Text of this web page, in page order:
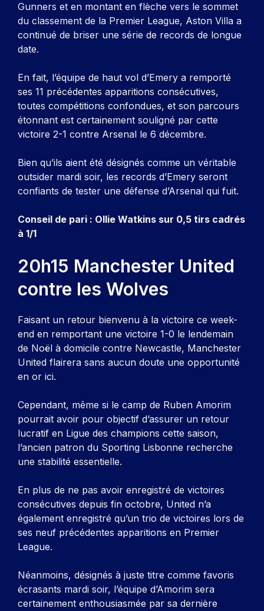
Gunners et en montant en flèche vers le sommet
du classement de la Premier League, Aston Villa a
continué de briser une série de records de longue
date.
En fait, l’équipe de haut vol d’Emery a remporté
ses 11 précédentes apparitions consécutives,
toutes compétitions confondues, et son parcours
étonnant est certainement souligné par cette
victoire 2-1 contre Arsenal le 6 décembre.
Bien qu’ils aient été désignés comme un véritable
outsider mardi soir, les records d’Emery seront
confiants de tester une défense d’Arsenal qui fuit.
Conseil de pari : Ollie Watkins sur 0,5 tirs cadrés
à 1/1
20h15 Manchester United
contre les Wolves
Faisant un retour bienvenu à la victoire ce week-
end en remportant une victoire 1-0 le lendemain
de Noël à domicile contre Newcastle, Manchester
United flairera sans aucun doute une opportunité
en or ici.
Cependant, même si le camp de Ruben Amorim
pourrait avoir pour objectif d’assurer un retour
lucratif en Ligue des champions cette saison,
l’ancien patron du Sporting Lisbonne recherche
une stabilité essentielle.
En plus de ne pas avoir enregistré de victoires
consécutives depuis fin octobre, United n’a
également enregistré qu’un trio de victoires lors de
ses neuf précédentes apparitions en Premier
League.
Néanmoins, désignés à juste titre comme favoris
écrasants mardi soir, l’équipe d’Amorim sera
certainement enthousiasmée par sa dernière